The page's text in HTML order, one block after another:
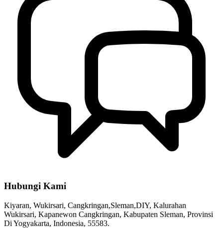
Hubungi Kami
Kiyaran, Wukirsari, Cangkringan,Sleman,DIY, Kalurahan
Wukirsari, Kapanewon Cangkringan, Kabupaten Sleman, Provinsi
Di Yogyakarta, Indonesia, 55583.